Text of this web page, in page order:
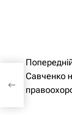
Н
а
Савченко